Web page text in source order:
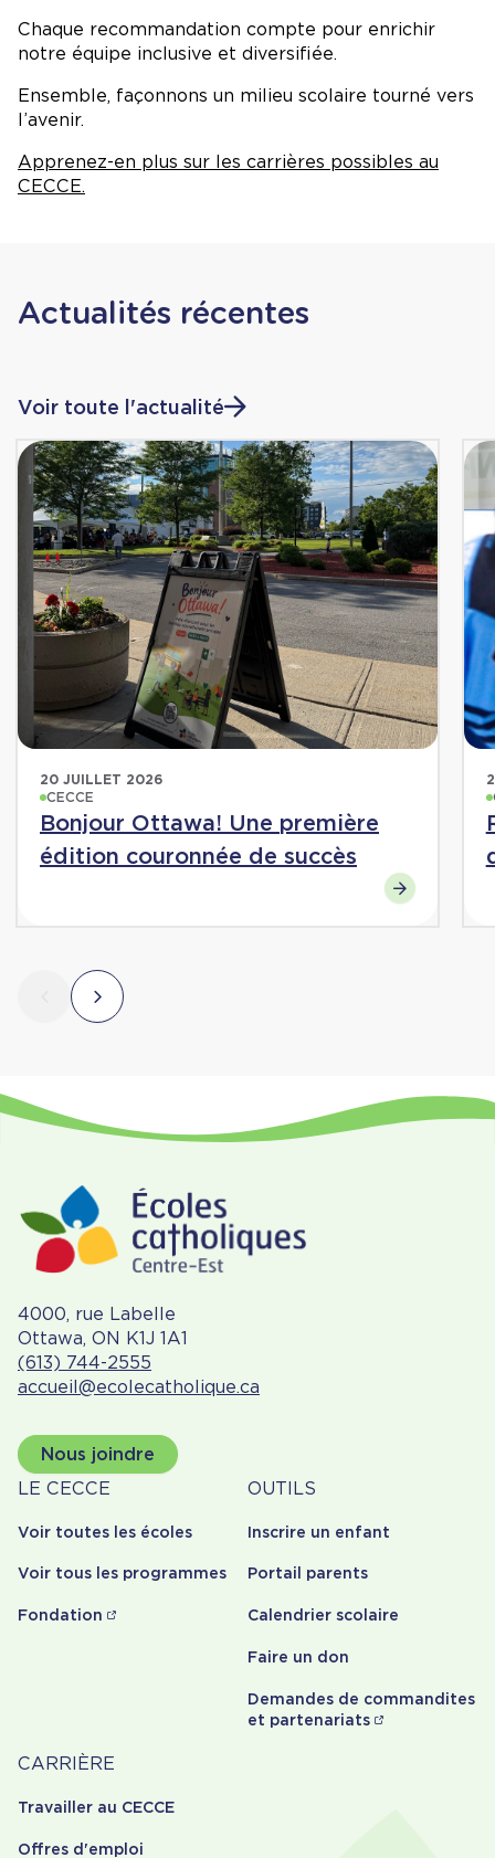
Chaque recommandation compte pour enrichir
notre équipe inclusive et diversifiée.
Ensemble, façonnons un milieu scolaire tourné vers
l’avenir.
Apprenez-en plus sur les carrières possibles au
CECCE.
Actualités récentes
Voir toute l'actualité
20 JUILLET 2026
CECCE
Bonjour Ottawa! Une première
édition couronnée de succès
4000, rue Labelle
Ottawa, ON K1J 1A1
(613) 744-2555
accueil@ecolecatholique.ca
Nous joindre
À
propos
LE CECCE
Voir toutes les écoles
Voir tous les programmes
Fondation
Outils
OUTILS
Inscrire un enfant
Portail parents
Calendrier scolaire
Faire un don
Demandes de commandites
et partenariats
Carrière
CARRIÈRE
Travailler au CECCE
Offres d'emploi